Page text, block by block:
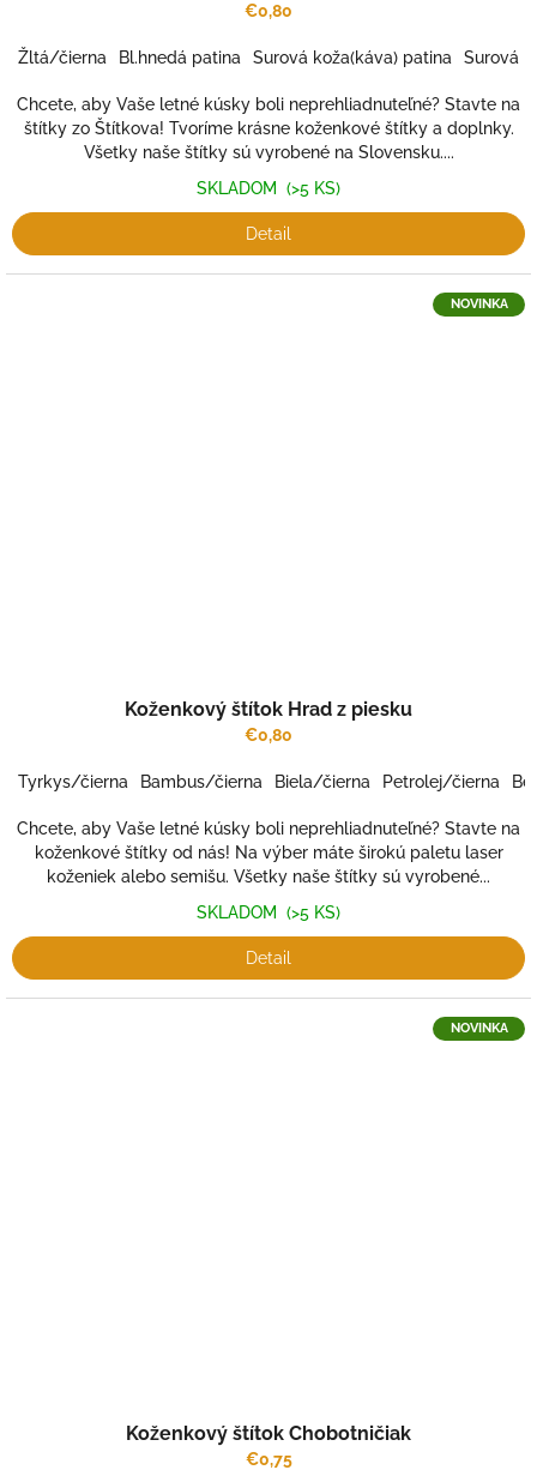
€0,80
Žltá/čierna Bl.hnedá patina Surová koža(káva) patina Surová
Chcete, aby Vaše letné kúsky boli neprehliadnuteľné? Stavte na
štítky zo Štítkova! Tvoríme krásne koženkové štítky a doplnky.
Všetky naše štítky sú vyrobené na Slovensku....
SKLADOM (>5 KS)
Detail
NOVINKA
Koženkový štítok Hrad z piesku
€0,80
Tyrkys/čierna Bambus/čierna Biela/čierna Petrolej/čierna
Chcete, aby Vaše letné kúsky boli neprehliadnuteľné? Stavte na
koženkové štítky od nás! Na výber máte širokú paletu laser
koženiek alebo semišu. Všetky naše štítky sú vyrobené...
SKLADOM (>5 KS)
Detail
NOVINKA
Koženkový štítok Chobotničiak
€0,75